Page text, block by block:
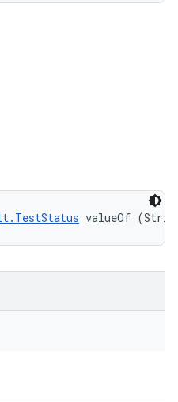
valueOf